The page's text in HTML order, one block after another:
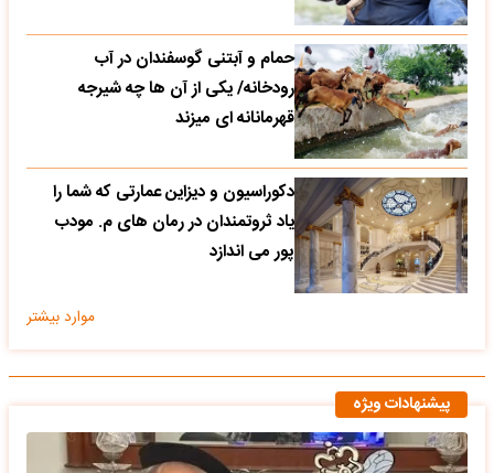
حمام و آبتنی گوسفندان در آب
رودخانه/ یکی از آن ها چه شیرجه
قهرمانانه ای میزند
دکوراسیون و دیزاین عمارتی که شما را
یاد ثروتمندان در رمان های م. مودب
پور می اندازد
موارد بیشتر
پیشنهادات ویژه